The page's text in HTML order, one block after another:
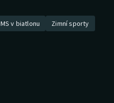
MS v biatlonu Zimní sporty